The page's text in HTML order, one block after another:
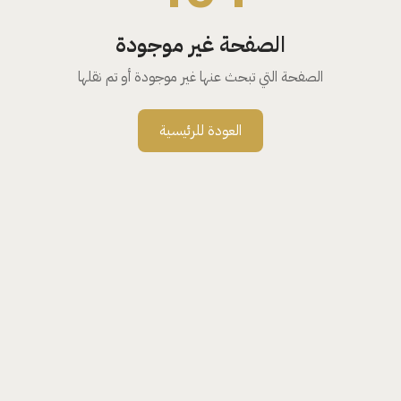
الصفحة غير موجودة
الصفحة التي تبحث عنها غير موجودة أو تم نقلها
العودة للرئيسية